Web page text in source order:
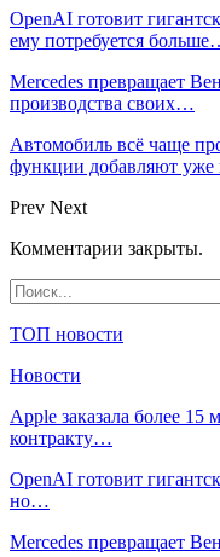
OpenAI готовит
ему потребуется
Mercedes превращает
производства своих…
Автомобиль всё чаще
функции добавляют уже
Prev Next
Комментарии закрыты.
ТОП новости
Новости
Apple заказала более
контракту…
OpenAI готовит
но…
Mercedes превращает